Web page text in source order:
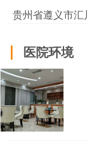
贵州省遵义市汇
医院环境